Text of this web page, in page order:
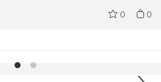
0 0